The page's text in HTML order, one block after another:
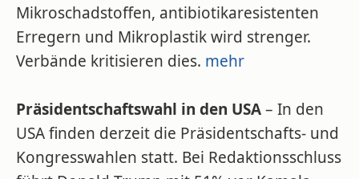
Mikroschadstoffen, antibiotikaresistenten
Erregern und Mikroplastik wird strenger.
Verbände kritisieren dies. mehr
Präsidentschaftswahl in den USA– In den
USA finden derzeit die Präsidentschafts- und
Kongresswahlen statt. Bei Redaktionsschluss